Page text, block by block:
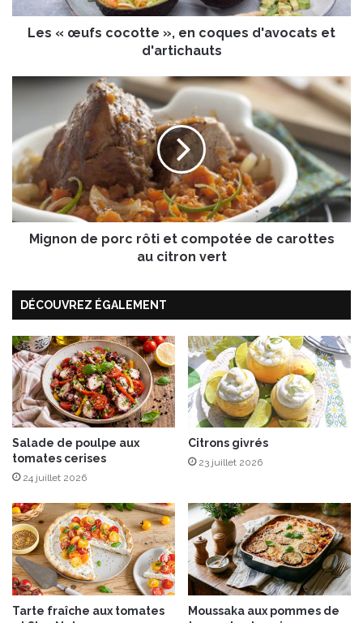
c
t
,
e
n
c
o
'
a
v
o
c
a
t
s
e
t
'
a
r
t
i
c
h
Les « œufs cocotte », en coques d'avocats et
d'artichauts
M
o
n
d
e
p
r
t
i
e
t
c
o
m
p
o
t
e
d
e
c
a
r
o
Mignon de porc rôti et compotée de carottes
au citron vert
DÉCOUVREZ ÉGALEMENT
Salade de poulpe aux
tomates cerises
24 juillet 2026
Citrons givrés
23 juillet 2026
Tarte fraîche aux tomates
Moussaka aux pommes de